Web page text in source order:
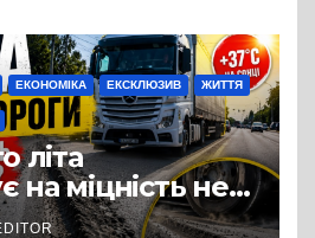
м’яса птиці
ЕКОНОМІКА ЕКСКЛЮЗИВ ЖИТТЯ
літа
на міцність не
а й дороги